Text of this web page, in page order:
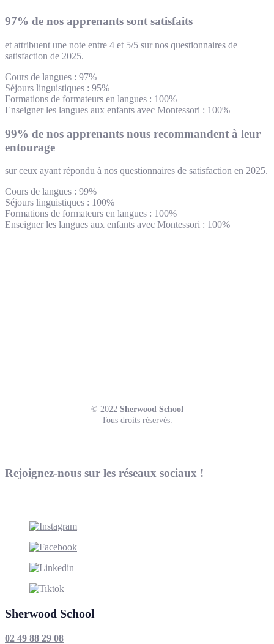
97% de nos apprenants sont satisfaits
et attribuent une note entre 4 et 5/5 sur nos questionnaires de
satisfaction de 2025.
Cours de langues : 97%
Séjours linguistiques : 95%
Formations de formateurs en langues : 100%
Enseigner les langues aux enfants avec Montessori : 100%
99% de nos apprenants nous recommandent à leur
entourage
sur ceux ayant répondu à nos questionnaires de satisfaction en 2025.
Cours de langues : 99%
Séjours linguistiques : 100%
Formations de formateurs en langues : 100%
Enseigner les langues aux enfants avec Montessori : 100%
© 2022 Sherwood School
Tous droits réservés.
Rejoignez-nous sur les réseaux sociaux !
Sherwood School
02 49 88 29 08